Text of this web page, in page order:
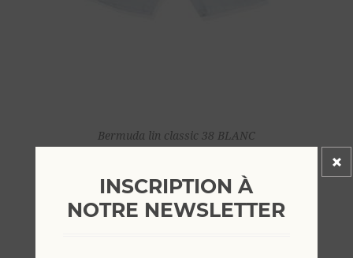
Bermuda lin classic 38 BLANC
INSCRIPTION À
NOTRE NEWSLETTER